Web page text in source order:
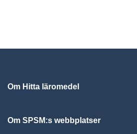
Om Hitta läromedel
Om SPSM:s webbplatser